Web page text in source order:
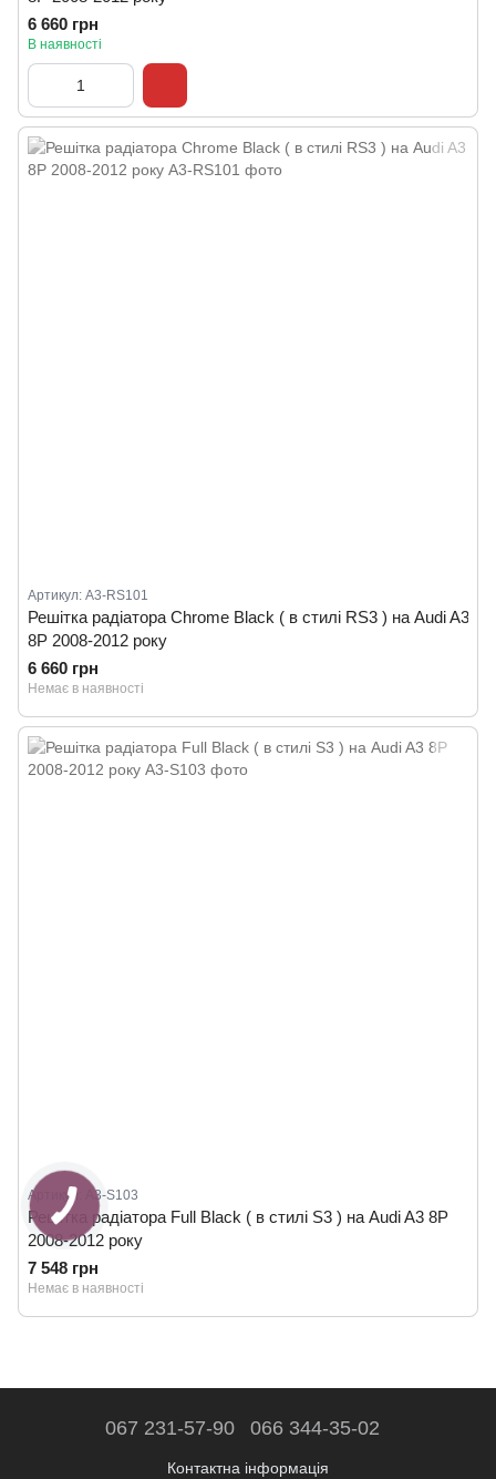
6 660 грн
В наявності
Артикул: A3-RS101
Решітка радіатора Chrome Black ( в стилі RS3 ) на Audi A3
8P 2008-2012 року
6 660 грн
Немає в наявності
Артикул: A3-S103
Решітка радіатора Full Black ( в стилі S3 ) на Audi A3 8P
2008-2012 року
7 548 грн
Немає в наявності
067 231-57-90 066 344-35-02
Контактна інформація